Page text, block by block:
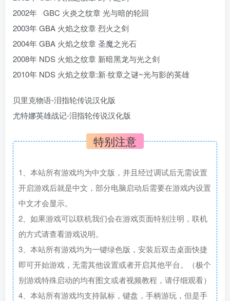
2002年 GBC 火炎之纹章 光与暗的轮回
2003年 GBA 火焰之纹章 烈火之剑
2004年 GBA 火焰之纹章 圣魔之光石
2008年 NDS 火焰之纹章 新暗黑龙与光之剑
2010年 NDS 火焰之纹章:新·纹章之谜~光与影的英雄
贝里克物语-泪指轮传说汉化版
尤特娜英雄战记-泪指轮传说汉化版
特别注意
1、本站所有游戏均为中文版，并且经过调试后无需设置
开启游戏后就是中文，部分电脑启动后需要在游戏内设置
中文才会显示。
2、如果游戏可以联机我们会在游戏页面特别注明，联机
的方式请查看游戏说明。
3、本站所有游戏均为一键绿色版，安装后双击桌面快捷
即可开始游戏，无需其他设置或者开启其他平台。（极个
别游戏特殊启动的均有图文或者视频教程，请仔细观看）
4、本站所有游戏均支持鼠标，键盘，手柄游玩，但是手